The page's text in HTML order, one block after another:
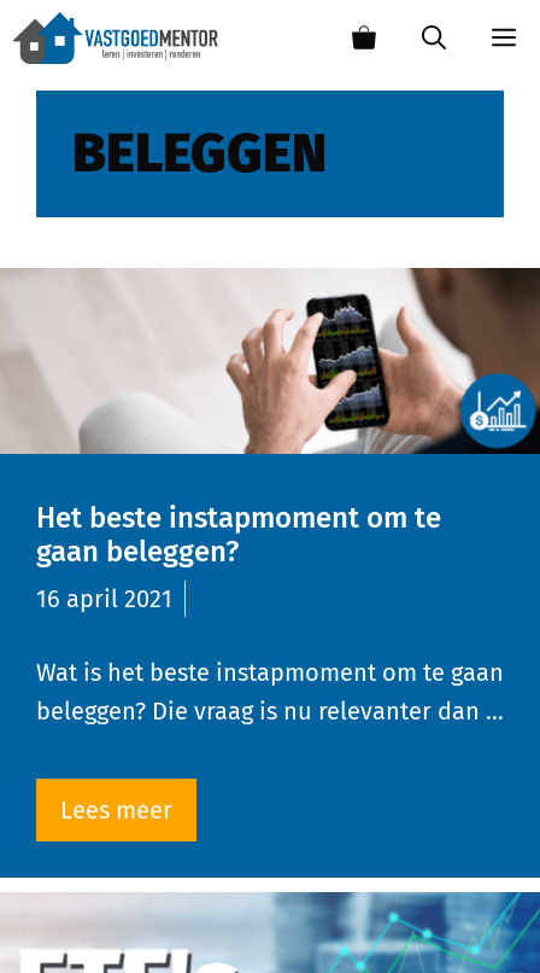
BELEGGEN
Het beste instapmoment om te
gaan beleggen?
16 april 2021
Wat is het beste instapmoment om te gaan
beleggen? Die vraag is nu relevanter dan …
Lees meer